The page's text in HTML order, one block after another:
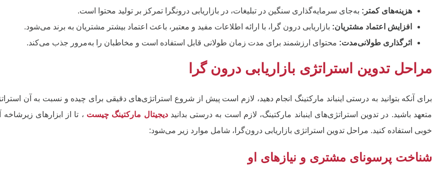
هزینه‌های کمتر: به‌جای سرمایه‌گذاری سنگین در تبلیغات، در بازاریابی درونگرا تمرکز بر تولید محتوا است.
افزایش اعتماد مشتریان: بازاریابی درون گرا، با ارائه اطلاعات مفید و معتبر، باعث اعتماد بیشتر مشتریان به برند می‌شود.
اثرگذاری طولانی‌مدت: محتوای ارزشمند برای مدت زمان طولانی قابل استفاده است و مخاطبان را به‌مرور جذب می‌کند.
مراحل تدوین استراتژی بازاریابی درون گرا
برای آنکه بتوانید به درستی اینباند مارکتینگ انجام دهید، لازم است پیش از شروع استراتژی‌های دقیقی برای چیده و نسبت به آن
متعهد باشید. در تدوین استراتژی‌های اینباند مارکتینگ، لازم است به درستی بدانیددیجیتال مارکتینگ چیست ، تا از ابزارهای زیرشاخه
خوبی استفاده کنید. مراحل تدوین استراتژی بازاریابی درون‌گرا، شامل موارد زیر می‌شود:
شناخت پرسونای مشتری و نیازهای او